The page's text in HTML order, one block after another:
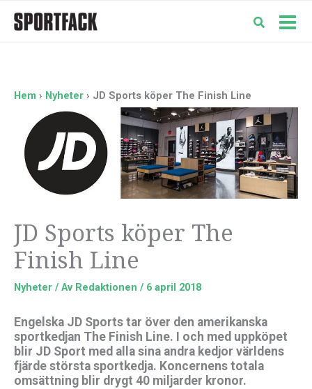
Hem Nyheter JD Sports köper The Finish Line
JD Sports köper The
Finish Line
Nyheter / Av Redaktionen / 6 april 2018
Engelska JD Sports tar över den amerikanska
sportkedjan The Finish Line. I och med uppköpet
blir JD Sport med alla sina andra kedjor världens
fjärde största sportkedja. Koncernens totala
omsättning blir drygt 40 miljarder kronor.